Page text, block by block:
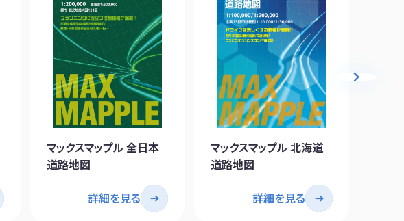
マックスマップル 全日本
道路地図
詳細を見る
マックスマップル 北海道
道路地図
詳細を見る